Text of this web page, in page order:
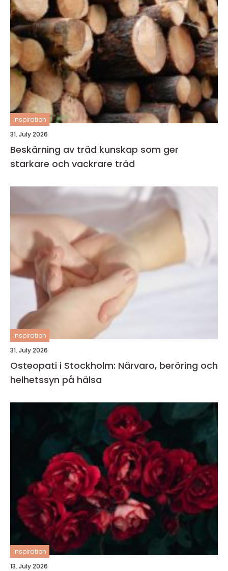
inspiration
31. July 2026
Beskärning av träd kunskap som ger
starkare och vackrare träd
inspiration
31. July 2026
Osteopati i Stockholm: Närvaro, beröring och
helhetssyn på hälsa
inspiration
13. July 2026